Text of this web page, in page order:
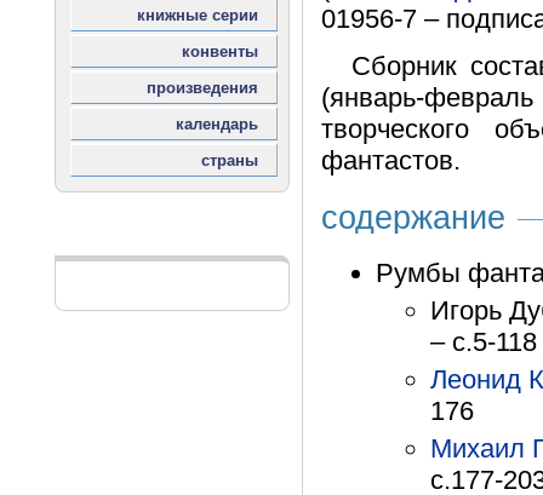
01956-7 –
Сборник
(январь-
творческого
фантастов.
содержание
Румбы
Игорь
– с.5-118
Леонид
176
Михаил
с.177-